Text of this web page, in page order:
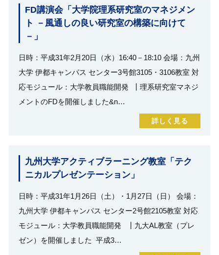
FD講演会「大学院理系研究室のマネジメン
ト －風通しの良い研究室の構築に向けて
－」
日時：平成31年2月20日（水）16:40－18:10 会場：九州
大学 伊都キャンパス センター3号館3105・3106教室 対
応モジュール：大学教員職能開発 ┃理系研究室マネジ
メントのFDを開催しました&n…
詳しく見る
九州大学アクティブラーニング教室「テク
ニカルプレゼンテーション」
日時：平成31年1月26日（土）・1月27日（日） 会場：
九州大学 伊都キャンパス センター2号館2105教室 対応
モジュール：大学教員職能開発 ┃九大AL教室（プレ
ゼン）を開催しました 平成3…